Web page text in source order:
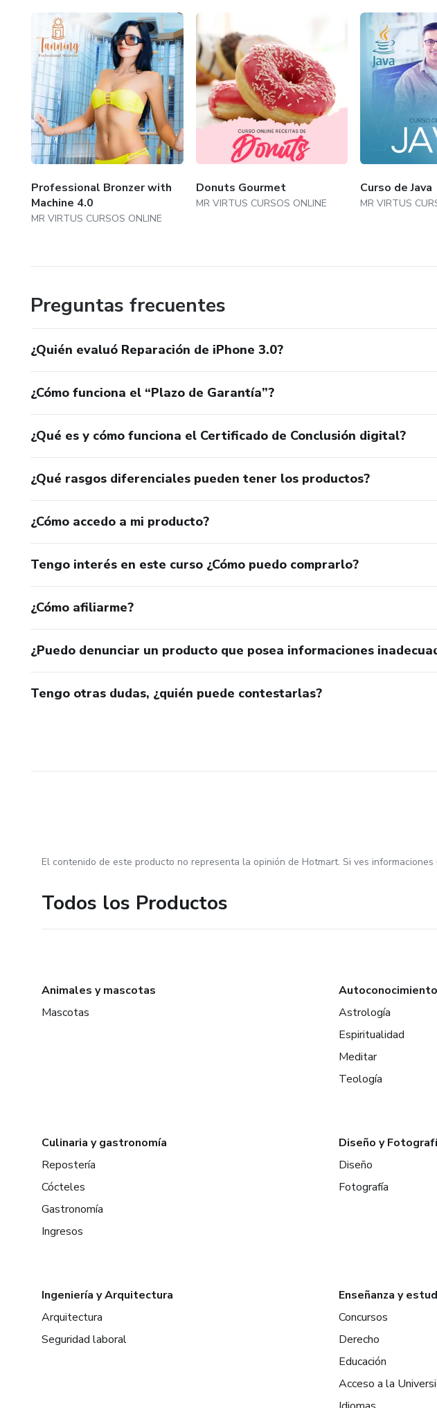
Professional Bronzer with
Machine 4.0
MR VIRTUS CURSOS ONLINE
Donuts Gourmet
MR VIRTUS CURSOS ONLINE
Curso de Java
MR VIRTUS
Preguntas frecuentes
¿Quién evaluó Reparación de iPhone 3.0?
¿Cómo funciona el “Plazo de Garantía”?
¿Qué es y cómo funciona el Certificado de Conclusión digital?
¿Qué rasgos diferenciales pueden tener los productos?
¿Cómo accedo a mi producto?
Tengo interés en este curso ¿Cómo puedo comprarlo?
¿Cómo afiliarme?
¿Puedo denunciar un producto que posea informaciones
Tengo otras dudas, ¿quién puede contestarlas?
El contenido de este producto no representa la opinión de Hotmart. Si ves informaciones
Todos los Productos
Animales y mascotas
Mascotas
Astrología
Espiritualidad
Meditar
Teología
Culinaria y gastronomía
Repostería
Cócteles
Gastronomía
Ingresos
Diseño y
Diseño
Fotografía
Ingeniería y Arquitectura
Arquitectura
Seguridad laboral
Enseñanza y
Concursos
Derecho
Educación
Acceso a la